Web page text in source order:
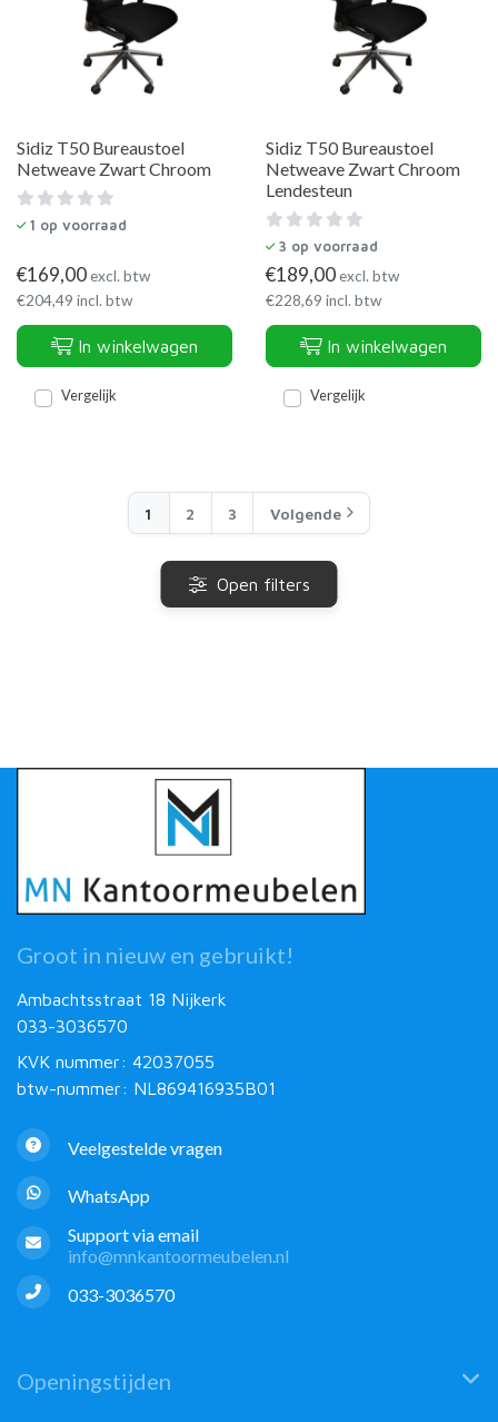
Sidiz T50 Bureaustoel
Netweave Zwart Chroom
1 op voorraad
€169,00excl. btw
€204,49 incl. btw
In winkelwagen
Vergelijk
Sidiz T50 Bureaustoel
Netweave Zwart Chroom
Lendesteun
3 op voorraad
€189,00excl. btw
€228,69 incl. btw
In winkelwagen
Vergelijk
1 2 3 Volgende
Open filters
Groot in nieuw en gebruikt!
Ambachtsstraat 18 Nijkerk
033-3036570
KVK nummer: 42037055
btw-nummer: NL869416935B01
Veelgestelde vragen
WhatsApp
Support via email
info@mnkantoormeubelen.nl
033-3036570
Openingstijden